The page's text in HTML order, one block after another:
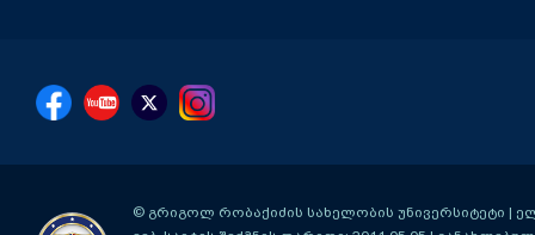
© გრიგოლ რობაქიძის სახელობის უნივერსიტეტი |